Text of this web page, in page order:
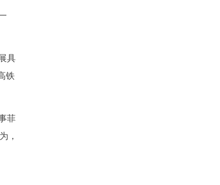
具
铁
菲
，